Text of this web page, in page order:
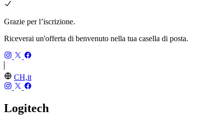
Grazie per l’iscrizione.
Riceverai un'offerta di benvenuto nella tua casella di posta.
CH,it
Logitech